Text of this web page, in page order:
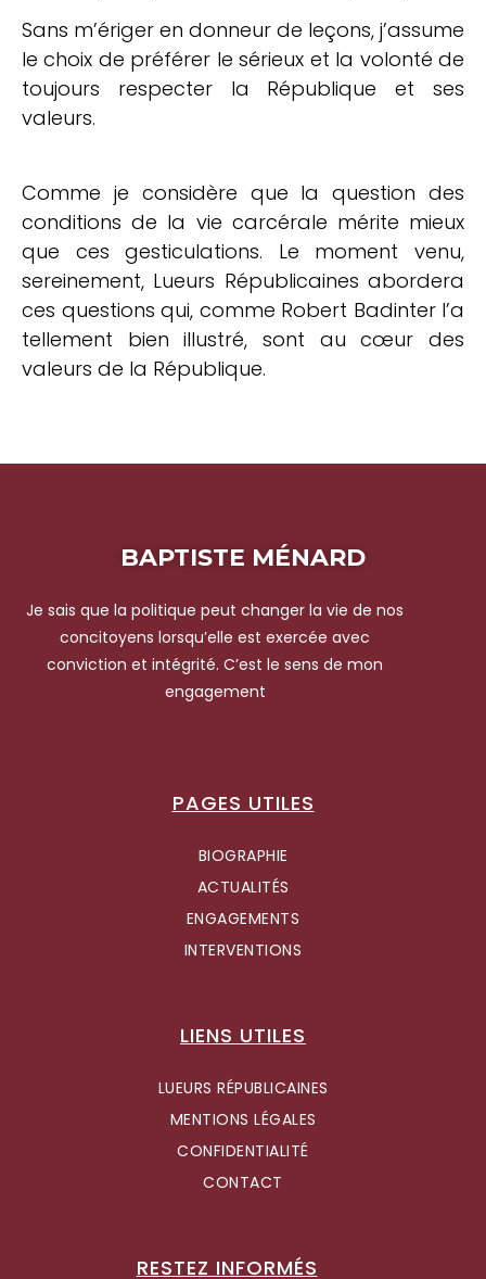
Sans m’ériger en donneur de leçons, j’assume
le choix de préférer le sérieux et la volonté de
toujours respecter la République et ses
valeurs.
Comme je considère que la question des
conditions de la vie carcérale mérite mieux
que ces gesticulations. Le moment venu,
sereinement, Lueurs Républicaines abordera
ces questions qui, comme Robert Badinter l’a
tellement bien illustré, sont au cœur des
valeurs de la République.
BAPTISTE MÉNARD
Je sais que la politique peut changer la vie de nos
concitoyens lorsqu’elle est exercée avec
conviction et intégrité. C’est le sens de mon
engagement
PAGES UTILES
BIOGRAPHIE
ACTUALITÉS
ENGAGEMENTS
INTERVENTIONS
LIENS UTILES
LUEURS RÉPUBLICAINES
MENTIONS LÉGALES
CONFIDENTIALITÉ
CONTACT
RESTEZ INFORMÉS